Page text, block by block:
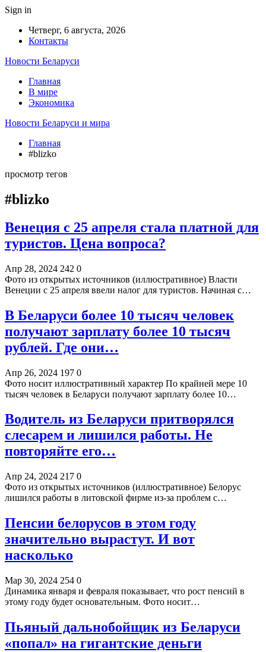
Sign in
Четверг, 6 августа, 2026
Контакты
Новости Беларуси
Главная
В мире
Экономика
Новости Беларуси и мира
Главная
#blizko
просмотр тегов
#blizko
Венеция с 25 апреля стала платной для
туристов. Цена вопроса?
Апр 28, 2024 242 0
Фото из открытых источников (иллюстративное) Власти
Венеции с 25 апреля ввели налог для туристов. Начиная с…
В Беларуси более 10 тысяч человек
получают зарплату более 10 тысяч
рублей. Где они…
Апр 26, 2024 197 0
Фото носит иллюстративный характер По крайней мере 10
тысяч человек в Беларуси получают зарплату более 10…
Водитель из Беларуси притворялся
слесарем и лишился работы. Не
повторяйте его…
Апр 24, 2024 217 0
Фото из открытых источников (иллюстративное) Белорус
лишился работы в литовской фирме из-за проблем с…
Пенсии белорусов в этом году
значительно вырастут. И вот
насколько
Мар 30, 2024 254 0
Динамика января и февраля показывает, что рост пенсий в
этому году будет основательным. Фото носит…
Пьяный дальнобойщик из Беларуси
«попал» на гигантские деньги